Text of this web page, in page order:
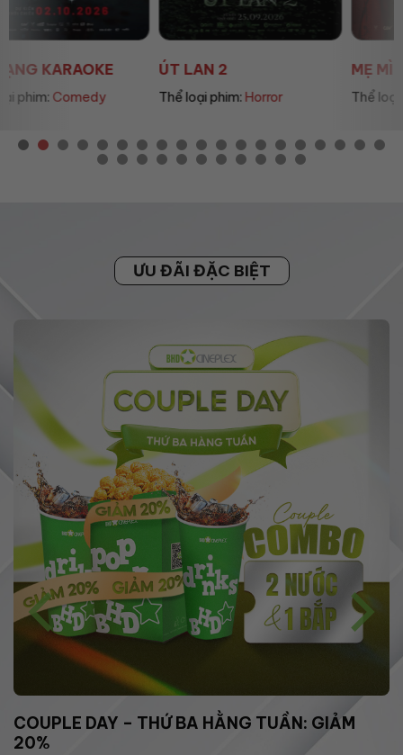
ÚT LAN 2
Thể loại phim:Horror
MẸ MÌN
Thể loại phim:
ƯU ĐÃI ĐẶC BIỆT
COUPLE DAY – THỨ BA HẰNG TUẦN: GIẢM
20%